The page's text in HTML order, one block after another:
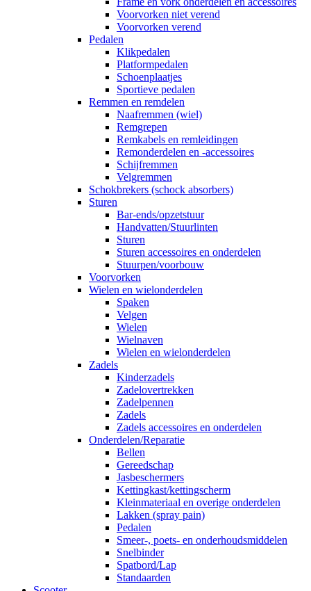
Voorvorken niet verend
Voorvorken verend
Pedalen
Klikpedalen
Platformpedalen
Schoenplaatjes
Sportieve pedalen
Remmen en remdelen
Naafremmen (wiel)
Remgrepen
Remkabels en remleidingen
Remonderdelen en -accessoires
Schijfremmen
Velgremmen
Schokbrekers (schock absorbers)
Sturen
Bar-ends/opzetstuur
Handvatten/Stuurlinten
Sturen
Sturen accessoires en onderdelen
Stuurpen/voorbouw
Voorvorken
Wielen en wielonderdelen
Spaken
Velgen
Wielen
Wielnaven
Wielen en wielonderdelen
Zadels
Kinderzadels
Zadelovertrekken
Zadelpennen
Zadels
Zadels accessoires en onderdelen
Onderdelen/Reparatie
Bellen
Gereedschap
Jasbeschermers
Kettingkast/kettingscherm
Kleinmateriaal en overige onderdelen
Lakken (spray pain)
Pedalen
Smeer-, poets- en onderhoudsmiddelen
Snelbinder
Spatbord/Lap
Standaarden